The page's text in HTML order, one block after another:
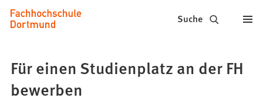
Inhalt anspringen
Fachhochschule
Dortmund
Studium,
Suche
Für einen Studienplatz an der FH
bewerben